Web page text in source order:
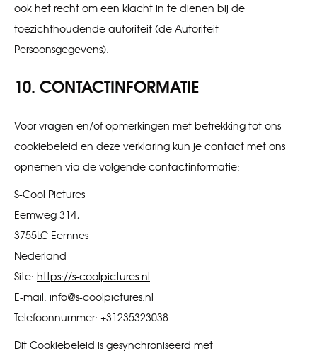
ook het recht om een klacht in te dienen bij de
toezichthoudende autoriteit (de Autoriteit
Persoonsgegevens).
10. CONTACTINFORMATIE
Voor vragen en/of opmerkingen met betrekking tot ons
cookiebeleid en deze verklaring kun je contact met ons
opnemen via de volgende contactinformatie:
S-Cool Pictures
Eemweg 314,
3755LC Eemnes
Nederland
Site: https://s-coolpictures.nl
E-mail: info@s-coolpictures.nl
Telefoonnummer: +31235323038
Dit Cookiebeleid is gesynchroniseerd met